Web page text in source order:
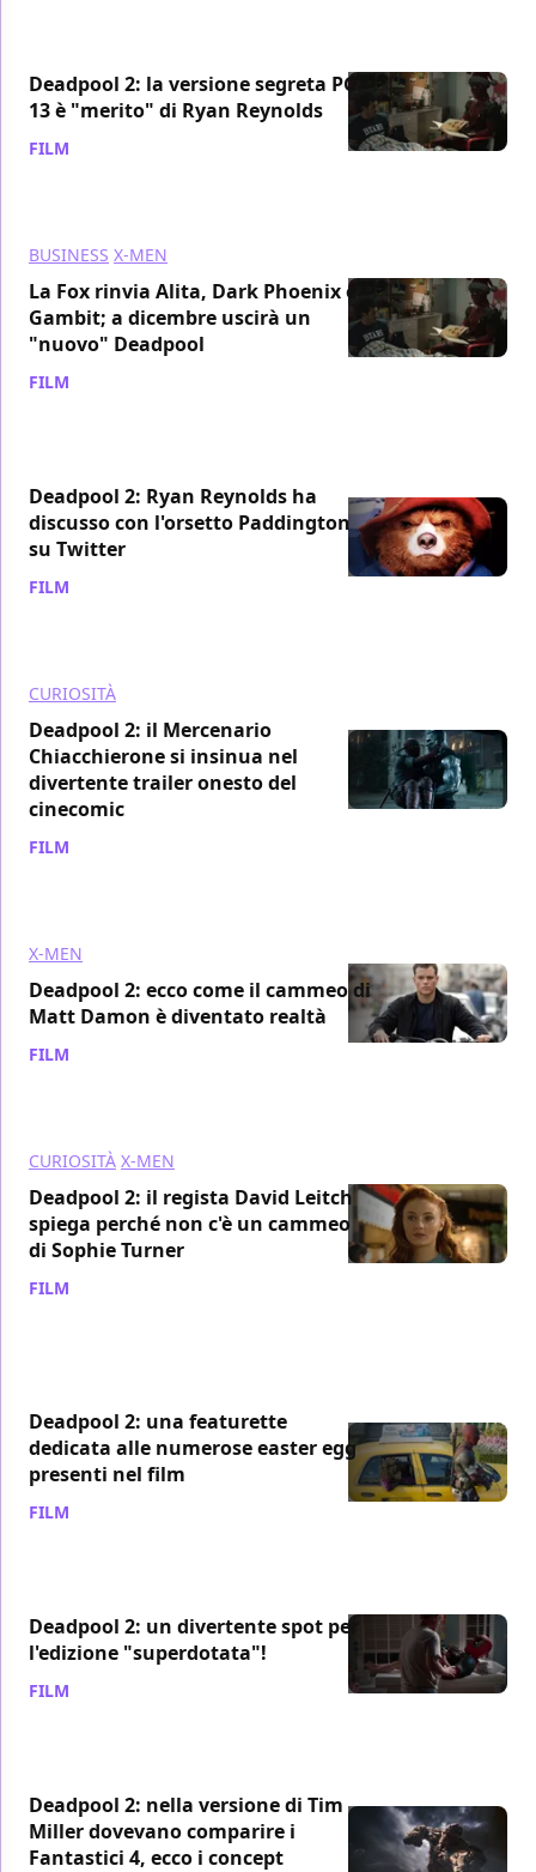
Deadpool 2: la versione segreta PG-
13 è "merito" di Ryan Reynolds
FILM
BUSINESS X-MEN
La Fox rinvia Alita, Dark Phoenix e
Gambit; a dicembre uscirà un
"nuovo" Deadpool
FILM
Deadpool 2: Ryan Reynolds ha
discusso con l'orsetto Paddington
su Twitter
FILM
CURIOSITÀ
Deadpool 2: il Mercenario
Chiacchierone si insinua nel
divertente trailer onesto del
cinecomic
FILM
X-MEN
Deadpool 2: ecco come il cammeo di
Matt Damon è diventato realtà
FILM
CURIOSITÀ X-MEN
Deadpool 2: il regista David Leitch
spiega perché non c'è un cammeo
di Sophie Turner
FILM
Deadpool 2: una featurette
dedicata alle numerose easter egg
presenti nel film
FILM
Deadpool 2: un divertente spot per
l'edizione "superdotata"!
FILM
Deadpool 2: nella versione di Tim
Miller dovevano comparire i
Fantastici 4, ecco i concept